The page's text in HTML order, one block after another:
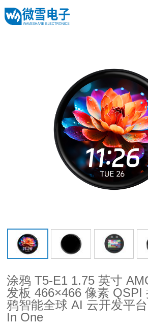
涂鸦 T5-E1 1.75 英寸
发板 466×466 像素 QSPI
鸦智能全球 AI 云开发平
In One